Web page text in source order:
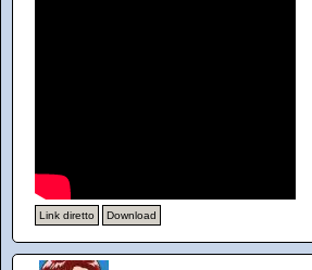
Link diretto Download